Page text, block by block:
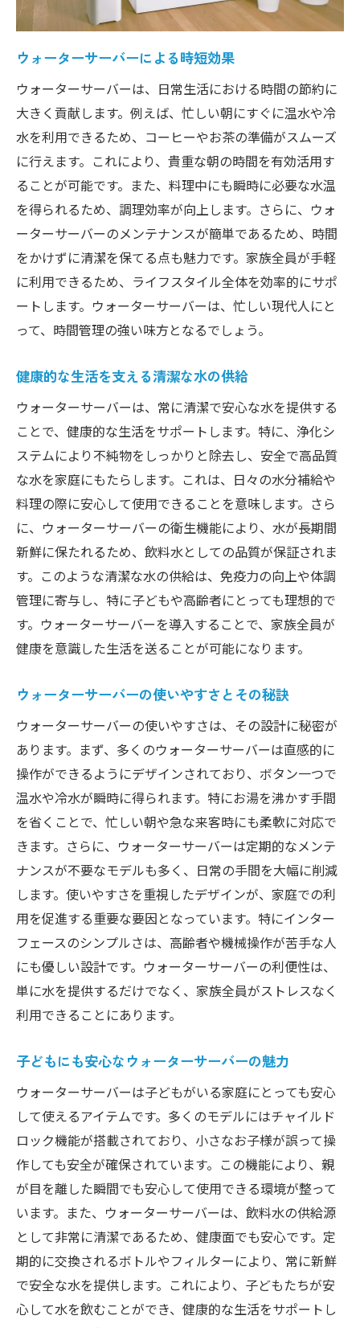
ウォーターサーバーのスタイリッシュなデザイ
ンが日常を変える
インテリアに調和するウォーターサーバー
のデザイン
ウォーターサーバーのカラーと素材の選び
方
生活空間を彩るウォーターサーバーの魅力
デザイン性と機能性を両立するウォーター
サーバー
忙しい毎日に嬉しいウォーターサーバー
瞬時に利用可能な温水と冷水の魅力
ウォーターサーバーがもたらす朝の時間効
率化
導入事例
ウォーターサーバーで実現する手間いらず
の水分補給
ウォーターサーバーを選ぶ際のポイントとその
理由
ウォーターサーバー選びにおける基本的な
基準
機能性を重視したウォーターサーバーの選
び方
デザイン性で選ぶウォーターサーバーの要
点
コストパフォーマンスを考慮したウォータ
の重要性
自分に合ったウォーターサーバーを見つけ
る方法
ウォーターサーバーによる時短効果
ウォーターサーバーは、日常生活における時間の節約に
大きく貢献します。例えば、忙しい朝にすぐに温水や冷
水を利用できるため、コーヒーやお茶の準備がスムーズ
に行えます。これにより、貴重な朝の時間を有効活用す
ることが可能です。また、料理中にも瞬時に必要な水温
を得られるため、調理効率が向上します。さらに、ウォ
ーターサーバーのメンテナンスが簡単であるため、時間
をかけずに清潔を保てる点も魅力です。家族全員が手軽
に利用できるため、ライフスタイル全体を効率的にサポ
ートします。ウォーターサーバーは、忙しい現代人にと
って、時間管理の強い味方となるでしょう。
健康的な生活を支える清潔な水の供給
ウォーターサーバーは、常に清潔で安心な水を提供する
ことで、健康的な生活をサポートします。特に、浄化シ
ステムにより不純物をしっかりと除去し、安全で高品質
な水を家庭にもたらします。これは、日々の水分補給や
料理の際に安心して使用できることを意味します。さら
に、ウォーターサーバーの衛生機能により、水が長期間
新鮮に保たれるため、飲料水としての品質が保証されま
す。このような清潔な水の供給は、免疫力の向上や体調
管理に寄与し、特に子どもや高齢者にとっても理想的で
す。ウォーターサーバーを導入することで、家族全員が
健康を意識した生活を送ることが可能になります。
ウォーターサーバーの使いやすさとその秘訣
ウォーターサーバーの使いやすさは、その設計に秘密が
あります。まず、多くのウォーターサーバーは直感的に
操作ができるようにデザインされており、ボタン一つで
温水や冷水が瞬時に得られます。特にお湯を沸かす手間
を省くことで、忙しい朝や急な来客時にも柔軟に対応で
きます。さらに、ウォーターサーバーは定期的なメンテ
ナンスが不要なモデルも多く、日常の手間を大幅に削減
します。使いやすさを重視したデザインが、家庭での利
用を促進する重要な要因となっています。特にインター
フェースのシンプルさは、高齢者や機械操作が苦手な人
にも優しい設計です。ウォーターサーバーの利便性は、
単に水を提供するだけでなく、家族全員がストレスなく
利用できることにあります。
子どもにも安心なウォーターサーバーの魅力
ウォーターサーバーは子どもがいる家庭にとっても安心
して使えるアイテムです。多くのモデルにはチャイルド
ロック機能が搭載されており、小さなお子様が誤って操
作しても安全が確保されています。この機能により、親
が目を離した瞬間でも安心して使用できる環境が整って
います。また、ウォーターサーバーは、飲料水の供給源
として非常に清潔であるため、健康面でも安心です。定
期的に交換されるボトルやフィルターにより、常に新鮮
で安全な水を提供します。これにより、子どもたちが安
心して水を飲むことができ、健康的な生活をサポートし